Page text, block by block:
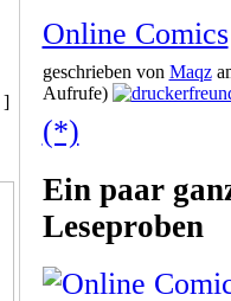
]
Online Comics
geschrieben von Maqz
Aufrufe)
(*)
Ein paar
Leseproben